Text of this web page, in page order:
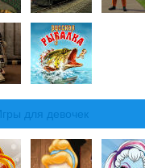
для девочек